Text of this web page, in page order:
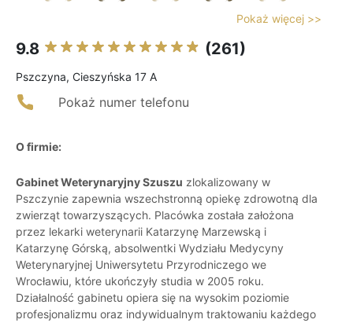
Pokaż więcej >>
9.8 (261)
Pszczyna, Cieszyńska 17 A
Pokaż numer telefonu
O firmie:
Gabinet Weterynaryjny Szuszu zlokalizowany w
Pszczynie zapewnia wszechstronną opiekę zdrowotną dla
zwierząt towarzyszących. Placówka została założona
przez lekarki weterynarii Katarzynę Marzewską i
Katarzynę Górską, absolwentki Wydziału Medycyny
Weterynaryjnej Uniwersytetu Przyrodniczego we
Wrocławiu, które ukończyły studia w 2005 roku.
Działalność gabinetu opiera się na wysokim poziomie
profesjonalizmu oraz indywidualnym traktowaniu każdego